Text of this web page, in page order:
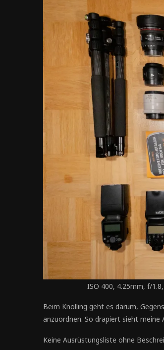
ISO 400, 4.25mm, f/
Beim Knolling geht es darum,
anzuordnen. So drapiert sieht meine
Keine Ausrüstungsliste ohne